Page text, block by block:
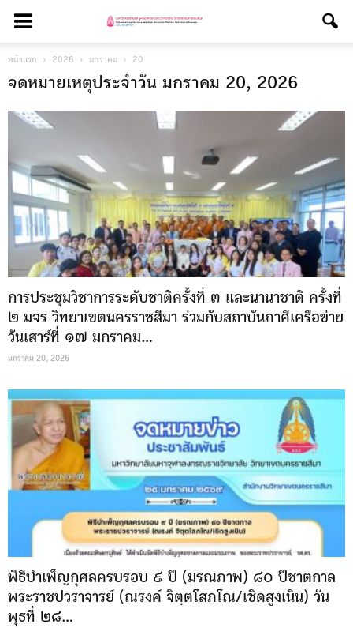
หน้าแรก 2026 มกราคม 20
จดหมายเหตุประจำวัน มกราคม 20, 2026
การประชุมวิชาการระดับชาติครั้งที่ ๓ และนานาชาติ ครั้งที่
๒ มจร วิทยาเขตนครราชสีมา ร่วมกับสถาบันภาคีเครือข่าย
วันเสาร์ที่ ๑๗ มกราคม...
มกราคม 20, 2026
พิธีบำเพ็ญกุศลครบรอบ ๙ ปี (มรณภาพ) ๘๐ ปีชาตกาล
พระราชปวราจารย์ (ณรงค์ จิตฺตโสภโณ/เชิดสูงเนิน) วัน
พุธที่ ๒๘...